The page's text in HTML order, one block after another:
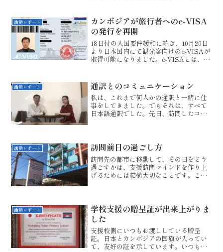
していた優秀な学生サモン君がこの地区
に...
活動レポート
カンボジアが旅行者へのe-VISA
の発行を再開
18日付の入国要件緩和に続き、10月20日
より日本国内にて観光客向けのe-VISAが
取得可能になりました。e-VISAとは、ネ
新が可能です。Cambodia re-o...
活動レポート 通訳とのコミュニケーション
私は、これまで何人かの通訳と一緒に仕
事をしてきました。でもそれは、すべて
日本語通訳でした。先日、訪問したコン
ェッショナルなので、ほ...
活動レポート 訪問前日の過ごし方
訪問先の都市に移動して、その日をどう
過ごすかは、支援訪問マインドを作り上
げるためには結構大切なことです。この
タッフとの食事会を行いまし...
活動レポート
学校支援の贈呈証が出来上がりま
した
支援校側にいつもお渡ししている贈呈
証。日本とカンボジアの国旗が入ってい
て、友好の証を示しています。いつも、